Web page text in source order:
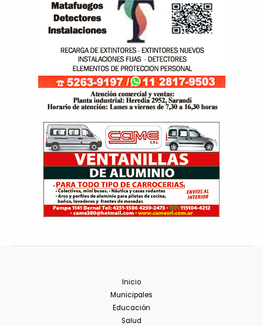
Inicio
Municipales
Educación
Salud